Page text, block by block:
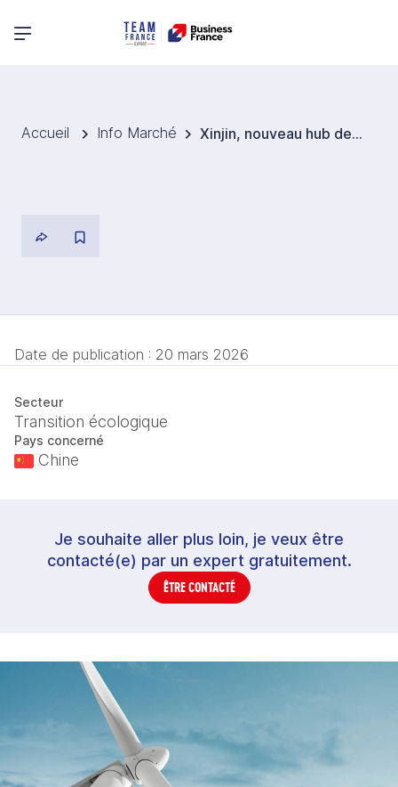
Menu principal
Accueil Info Marché Xinjin, nouveau hub des énergies renouvelables et de l’efficacité énergétique dans le Sichuan
Date de publication : 20 mars 2026
Secteur
Transition écologique
Pays concerné
Chine
Je souhaite aller plus loin, je veux être
contacté(e) par un expert gratuitement.
ÊTRE CONTACTÉ